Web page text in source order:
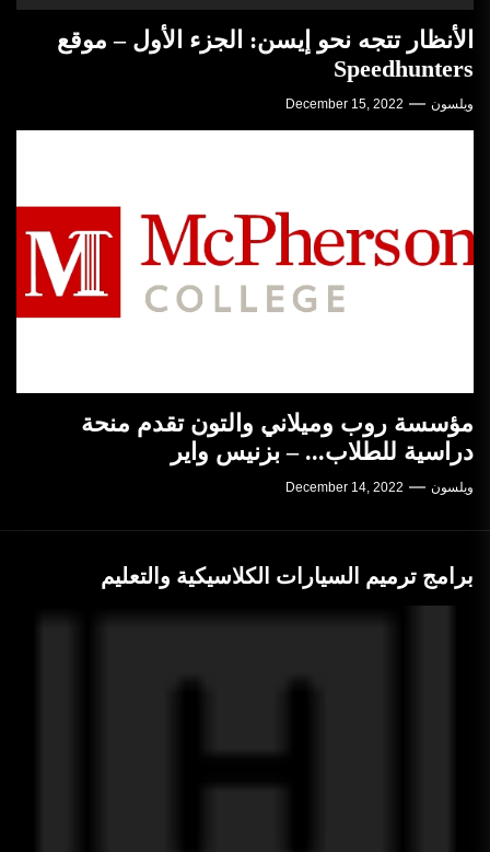
الأنظار تتجه نحو إيسن: الجزء الأول – موقع
Speedhunters
ويلسون December 15, 2022
مؤسسة روب وميلاني والتون تقدم منحة
دراسية للطلاب... – بزنيس واير
ويلسون December 14, 2022
برامج ترميم السيارات الكلاسيكية والتعليم